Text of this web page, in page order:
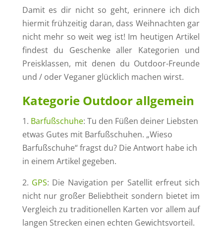
Damit es dir nicht so geht, erinnere ich dich
hiermit frühzeitig daran, dass Weihnachten gar
nicht mehr so weit weg ist! Im heutigen Artikel
findest du Geschenke aller Kategorien und
Preisklassen, mit denen du Outdoor-Freunde
und / oder Veganer glücklich machen wirst.
Kategorie Outdoor allgemein
1. Barfußschuhe: Tu den Füßen deiner Liebsten
etwas Gutes mit Barfußschuhen. „Wieso
Barfußschuhe“ fragst du? Die Antwort habe ich
in einem Artikel gegeben.
2. GPS: Die Navigation per Satellit erfreut sich
nicht nur großer Beliebtheit sondern bietet im
Vergleich zu traditionellen Karten vor allem auf
langen Strecken einen echten Gewichtsvorteil.